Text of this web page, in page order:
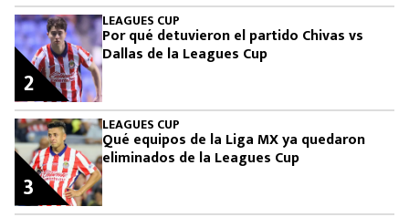
LEAGUES CUP
Por qué detuvieron el partido Chivas vs
Dallas de la Leagues Cup
2
LEAGUES CUP
Qué equipos de la Liga MX ya quedaron
eliminados de la Leagues Cup
3